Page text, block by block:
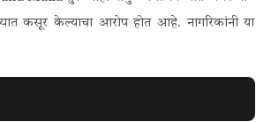
कसूर केल्याचा आरोप होत आहे. नागरिकांनी या